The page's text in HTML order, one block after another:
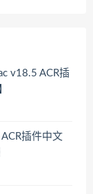
v18.5 ACR插
插件中文